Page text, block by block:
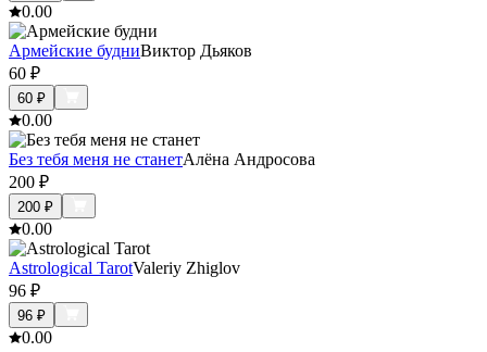
0.00
Армейские будниВиктор Дьяков
60 ₽
60 ₽
0.00
Без тебя меня не станетАлёна Андросова
200 ₽
200 ₽
0.00
Astrological TarotValeriy Zhiglov
96 ₽
96 ₽
0.00